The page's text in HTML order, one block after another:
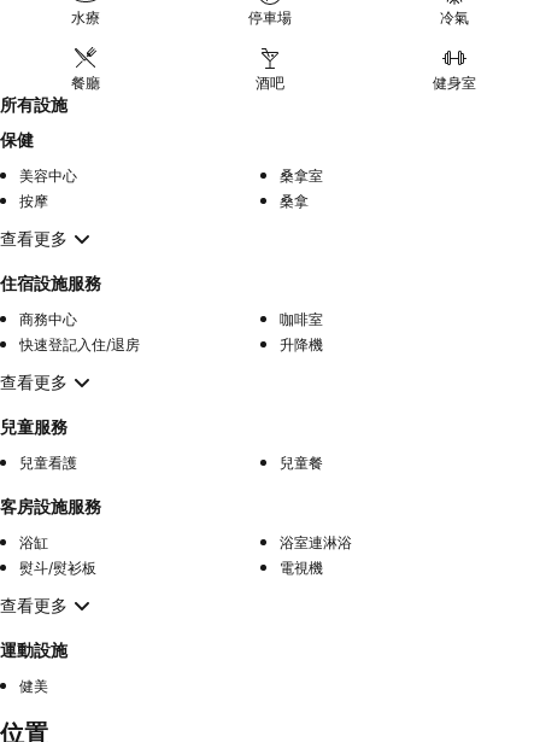
水療 停車場 冷氣
餐廳 酒吧 健身室
所有設施
保健
美容中心
桑拿室
按摩
桑拿
查看更多
住宿設施服務
商務中心
咖啡室
快速登記入住/退房
升降機
查看更多
兒童服務
兒童看護 兒童餐
客房設施服務
浴缸
浴室連淋浴
熨斗/熨衫板
電視機
查看更多
運動設施
健美
位置